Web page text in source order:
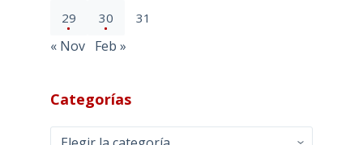
29 30 31
« Nov Feb »
Categorías
Categorías